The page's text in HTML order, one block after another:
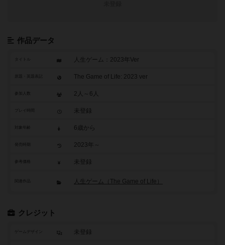
作品データ
タイトル 人生ゲーム：2023年Ver
The Game of Life: 2023 ver
参加人数 2人～6人
未登録
6歳から
2023年～
参考価格 未登録
関連作品 人生ゲーム（The Game of Life）
クレジット
ゲームデザイン 未登録